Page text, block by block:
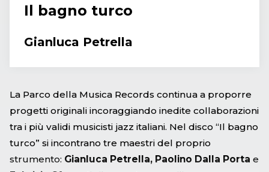
Il bagno turco
Gianluca Petrella
La Parco della Musica Records continua a proporre
progetti originali incoraggiando inedite collaborazioni
tra i più validi musicisti jazz italiani. Nel disco “Il bagno
turco” si incontrano tre maestri del proprio
strumento: Gianluca Petrella, Paolino Dalla Porta e